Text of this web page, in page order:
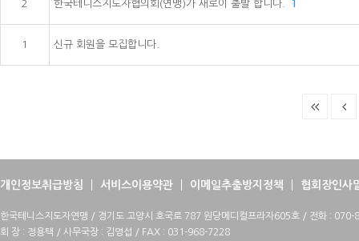
2 한국테니스지도자협의회(연맹)가 새로이 출발 합니다. 1
1 신규 회원을 모집합니다.
개인정보취급방침 서비스이용약관 이메일추출방지정책 협회장인사
한국테니스지도자연맹 / 경기도 고양시 호국로 787 원당메디컬프라자605호 / 전화 :
회 장 : 정용택 / 사무국장 : 김영섭 / FAX : 031-968-7228